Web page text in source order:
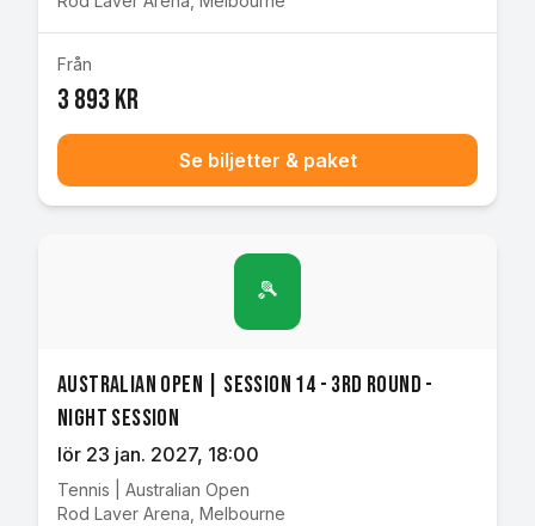
Från
3 893 kr
Se biljetter & paket
🎾
Australian Open | Session 14 - 3rd Round -
Night Session
lör 23 jan. 2027, 18:00
Tennis
Australian Open
Rod Laver Arena Melbourne